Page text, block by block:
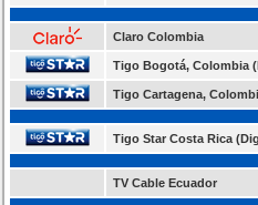
Claro Colombia
Tigo Bogotá, Colombia
Tigo Cartagena,
Tigo Star Costa Rica
TV Cable Ecuador